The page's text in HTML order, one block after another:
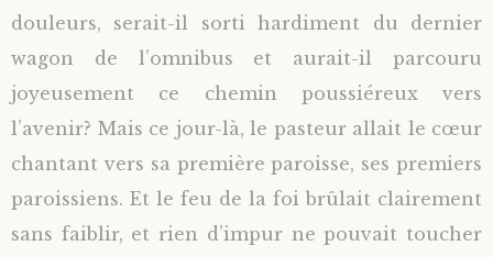
douleurs, serait-il sorti hardiment du dernier
wagon de l’omnibus et aurait-il parcouru
joyeusement ce chemin poussiéreux vers
l’avenir? Mais ce jour-là, le pasteur allait le cœur
chantant vers sa première paroisse, ses premiers
paroissiens. Et le feu de la foi brûlait clairement
sans faiblir, et rien d’impur ne pouvait toucher